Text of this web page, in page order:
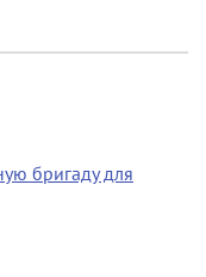
бригаду для